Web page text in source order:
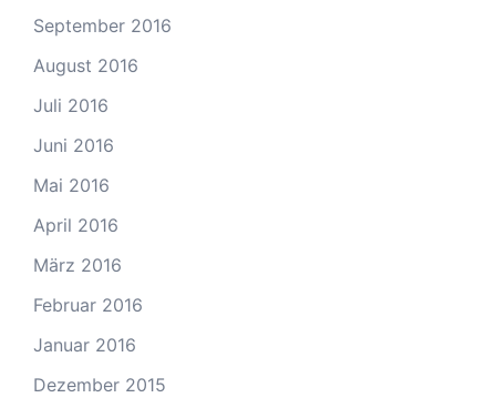
September 2016
August 2016
Juli 2016
Juni 2016
Mai 2016
April 2016
März 2016
Februar 2016
Januar 2016
Dezember 2015